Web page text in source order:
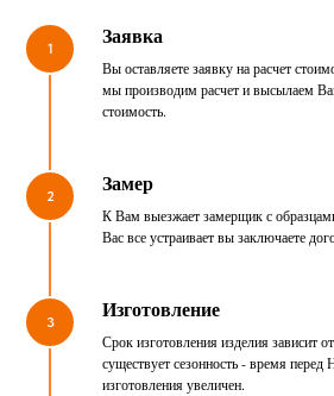
1 Заявка
Вы оставляете заявку на расчет
мы производим расчет и высылаем
стоимость.
2 Замер
К Вам выезжает замерщик с
Вас все устраивает вы заключаете
3 Изготовление
Срок изготовления изделия зависит
существует сезонность - время
изготовления увеличен.